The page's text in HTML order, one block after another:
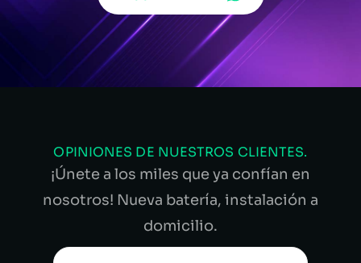
OPINIONES DE NUESTROS CLIENTES.
¡Únete a los miles que ya confían en
nosotros! Nueva batería, instalación a
domicilio.